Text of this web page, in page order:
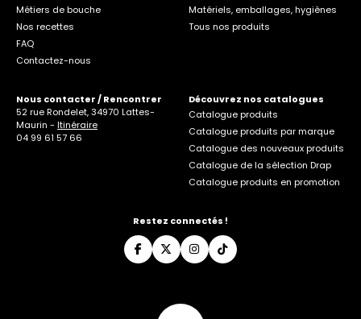
Métiers de bouche
Nos recettes
FAQ
Contactez-nous
Matériels, emballages, hygiènes
Tous nos produits
Nous contacter / Rencontrer
52 rue Rondelet, 34970 Lattes-
Maurin - Itinéraire
04 99 61 57 66
Découvrez nos catalogues
Catalogue produits
Catalogue produits par marque
Catalogue des nouveaux produits
Catalogue de la sélection Drap
Catalogue produits en promotion
Restez connectés !